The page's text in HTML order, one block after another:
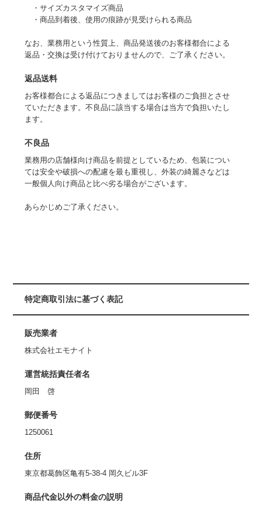
・サイズカスタマイズ商品
・商品到着後、使用の痕跡が見受けられる商品
なお、業務用という性質上、商品発送後のお客様都合による
返品・交換は受け付けておりませんので、ご了承ください。
返品送料
お客様都合による返品につきましてはお客様のご負担とさせ
ていただきます。不良品に該当する場合は当方で負担いたし
ます。
不良品
業務用の店舗様向け商品を前提としているため、包装につい
ては安全や破損への配慮を最も重視し、外装の綺麗さなどは
一般個人向け商品と比べ劣る場合がございます。
あらかじめご了承ください。
特定商取引法に基づく表記
販売業者
株式会社エモナイト
運営統括責任者名
岡田 啓
郵便番号
1250061
住所
東京都葛飾区亀有5-38-4 岡久ビル3F
商品代金以外の料金の説明